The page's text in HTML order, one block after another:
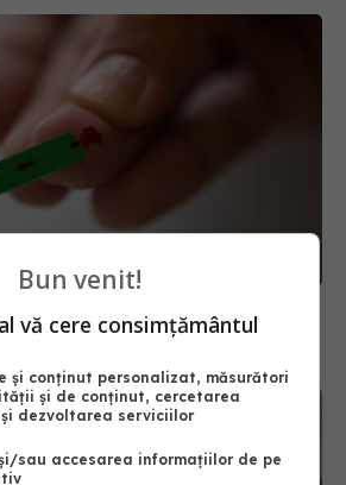
asociată cu un risc mai
tip 2
Bun venit!
vă cere consimțământul
și conținut personalizat, măsurători
și de conținut, cercetarea
dezvoltarea serviciilor
sau accesarea informațiilor de pe